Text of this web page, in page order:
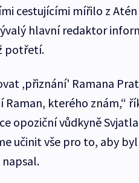
cestujícími mířilo z
hlavní redaktor
potřetí.
,přiznání' Ramana
Raman, kterého znám,“
opoziční vůdkyně
učinit vše pro to, aby